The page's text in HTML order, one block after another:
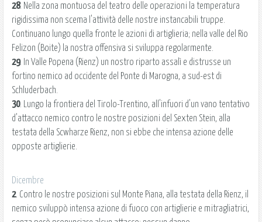
28. Nella zona montuosa del teatro delle operazioni la temperatura
rigidissima non scema l'attività delle nostre instancabili truppe.
Continuano lungo quella fronte le azioni di artiglieria; nella valle del Rio
Felizon (Boite) la nostra offensiva si sviluppa regolarmente.
29. In Valle Popena (Rienz) un nostro riparto assalì e distrusse un
fortino nemico ad occidente del Ponte di Marogna, a sud-est di
Schluderbach.
30. Lungo la frontiera del Tirolo-Trentino, all'infuori d'un vano tentativo
d'attacco nemico contro le nostre posizioni del Sexten Stein, alla
testata della Scwharze Rienz, non si ebbe che intensa azione delle
opposte artiglierie.
Dicembre
2. Contro le nostre posizioni sul Monte Piana, alla testata della Rienz, il
nemico sviluppò intensa azione di fuoco con artiglierie e mitragliatrici,